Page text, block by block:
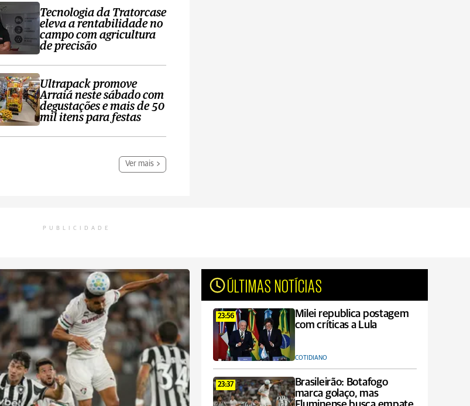
Tecnologia da Tratorcase
eleva a rentabilidade no
campo com agricultura
de precisão
Ultrapack promove
Arraiá neste sábado com
degustações e mais de 50
mil itens para festas
Ver mais
PUBLICIDADE
ÚLTIMAS NOTÍCIAS
23:56
Milei republica postagem
com críticas a Lula
COTIDIANO
23:37
Brasileirão: Botafogo
marca golaço, mas